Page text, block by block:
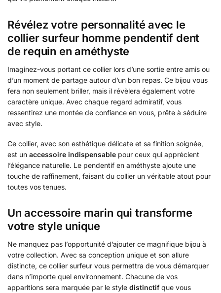
Révélez votre personnalité avec le
collier surfeur homme pendentif dent
de requin en améthyste
Imaginez-vous portant ce collier lors d’une sortie entre amis ou
d’un moment de partage autour d’un bon repas. Ce bijou vous
fera non seulement briller, mais il révèlera également votre
caractère unique. Avec chaque regard admiratif, vous
ressentirez une montée de confiance en vous, prête à séduire
avec style.
Ce collier, avec son esthétique délicate et sa finition soignée,
est un accessoire indispensable pour ceux qui apprécient
l’élégance naturelle. Le pendentif en améthyste ajoute une
touche de raffinement, faisant du collier un véritable atout pour
toutes vos tenues.
Un accessoire marin qui transforme
votre style unique
Ne manquez pas l’opportunité d’ajouter ce magnifique bijou à
votre collection. Avec sa conception unique et son allure
distincte, ce collier surfeur vous permettra de vous démarquer
dans n’importe quel environnement. Chacune de vos
apparitions sera marquée par le style distinctifque vous